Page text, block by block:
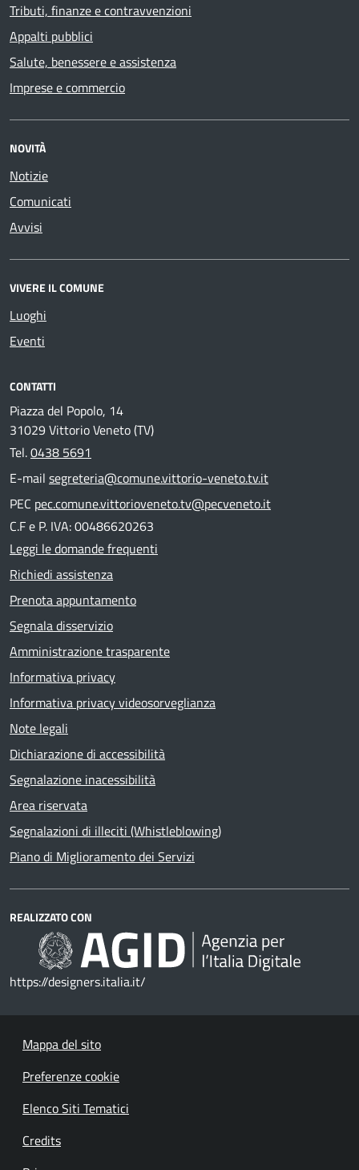
Tributi, finanze e contravvenzioni
Appalti pubblici
Salute, benessere e assistenza
Imprese e commercio
NOVITÀ
Notizie
Comunicati
Avvisi
VIVERE IL COMUNE
Luoghi
Eventi
CONTATTI
Piazza del Popolo, 14
31029 Vittorio Veneto (TV)
Tel.0438 5691
E-mail segreteria@comune.vittorio-veneto.tv.it
PEC pec.comune.vittorioveneto.tv@pecveneto.it
C.F e P. IVA: 00486620263
Leggi le domande frequenti
Richiedi assistenza
Prenota appuntamento
Segnala disservizio
Amministrazione trasparente
Informativa privacy
Informativa privacy videosorveglianza
Note legali
Dichiarazione di accessibilità
Segnalazione inacessibilità
Area riservata
Segnalazioni di illeciti (Whistleblowing)
Piano di Miglioramento dei Servizi
REALIZZATO CON
https://designers.italia.it/
Mappa del sito
Preferenze cookie
Elenco Siti Tematici
Credits